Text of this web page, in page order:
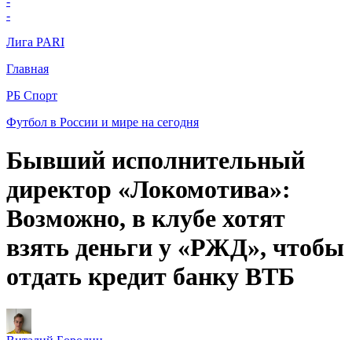
-
Лига PARI
Главная
РБ Спорт
Футбол в России и мире на сегодня
Бывший исполнительный
директор «Локомотива»:
Возможно, в клубе хотят
взять деньги у «РЖД», чтобы
отдать кредит банку ВТБ